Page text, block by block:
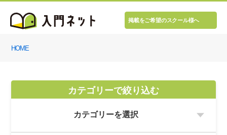
掲載をご希望のスクール様へ
HOME
カテゴリーで絞り込む